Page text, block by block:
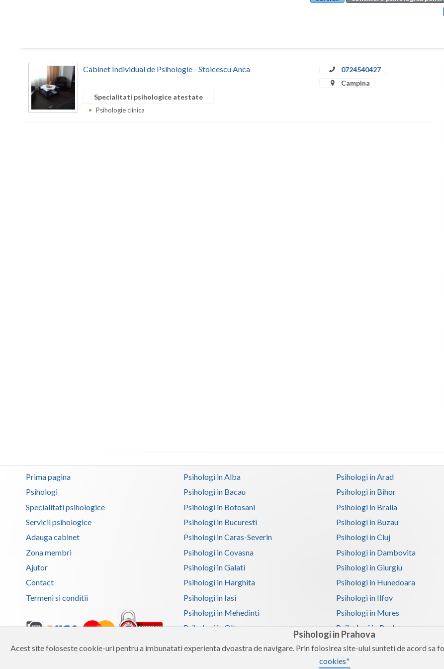
Psihologi in Prahova
Acest site foloseste cookie-uri pentru a imbunatati experienta dvoastra de navigare. Prin folosirea site-ului sunteti de acord
cookies"
Cabinet Individual de Psihologie - Stoicescu Anca
0724540427
Campina
Specialitati psihologice atestate
Psihologie clinica
Prima pagina
Psihologi
Specialitati psihologice
Servicii psihologice
Adauga cabinet
Zona membri
Ajutor
Contact
Termeni si conditii
Copyright 2026 Reframing SRL
Psihologi in Alba Psihologi in Arad
Psihologi in Bacau
Psihologi in Bihor
Psihologi in Botosani
Psihologi in Braila
Psihologi in Bucuresti
Psihologi in Buzau
Psihologi in Caras-Severin
Psihologi in Cluj
Psihologi in Covasna
Psihologi in Dambovita
Psihologi in Galati
Psihologi in Giurgiu
Psihologi in Harghita
Psihologi in Hunedoara
Psihologi in Iasi
Psihologi in Ilfov
Psihologi in Mehedinti
Psihologi in Mures
Psihologi in Olt
Psihologi in Prahova
Psihologi in Timis